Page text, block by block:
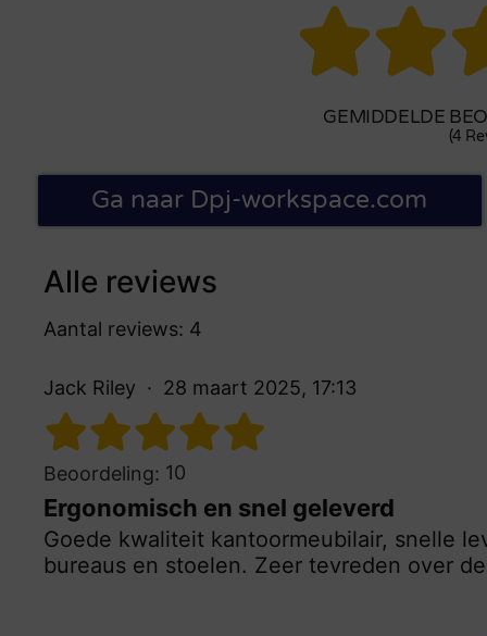

GEMIDDELDE
(4
Ga naar Dpj-workspace.com
Alle reviews
Aantal reviews: 4
Jack Riley 28 maart 2025, 17:13
Beoordeling: 10
Ergonomisch en snel geleverd
Goede kwaliteit kantoormeubilair, snelle
bureaus en stoelen. Zeer tevreden over